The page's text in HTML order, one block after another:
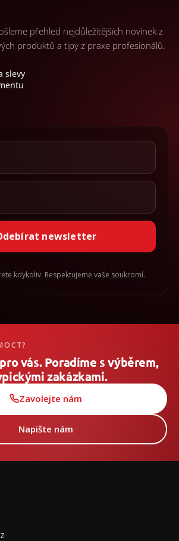
přehled nejdůležitějších novinek z
produktů a tipy z praxe profesionálů.
slevy
newsletter
kdykoliv. Respektujeme vaše soukromí.
vás. Poradíme s výběrem,
zakázkami.
Zavolejte nám
Napište nám